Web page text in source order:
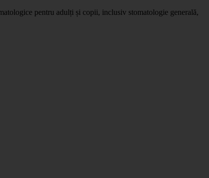
pentru adulți și copii, inclusiv stomatologie generală,